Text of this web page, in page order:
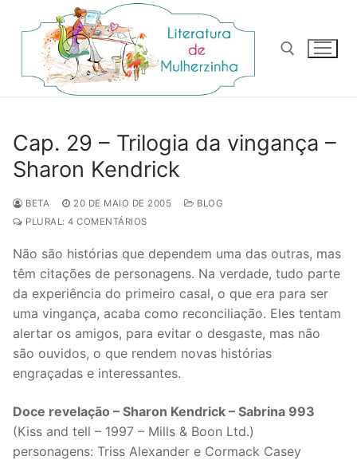
para
conteúdo
Cap. 29 – Trilogia da vingança –
Sharon Kendrick
BETA 20 DE MAIO DE 2005
BLOG
PLURAL: 4 COMENTÁRIOS
Não são histórias que dependem uma das outras, mas
têm citações de personagens. Na verdade, tudo parte
da experiência do primeiro casal, o que era para ser
uma vingança, acaba como reconciliação. Eles tentam
alertar os amigos, para evitar o desgaste, mas não
são ouvidos, o que rendem novas histórias
engraçadas e interessantes.
Doce revelação – Sharon Kendrick – Sabrina 993
(Kiss and tell – 1997 – Mills & Boon Ltd.)
personagens: Triss Alexander e Cormack Casey